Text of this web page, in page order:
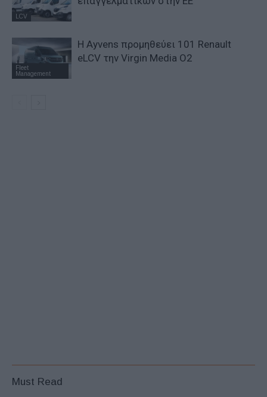
LCV
Fleet
Management
Η Ayvens προμηθεύει 101 Renault
eLCV την Virgin Media O2
Must Read